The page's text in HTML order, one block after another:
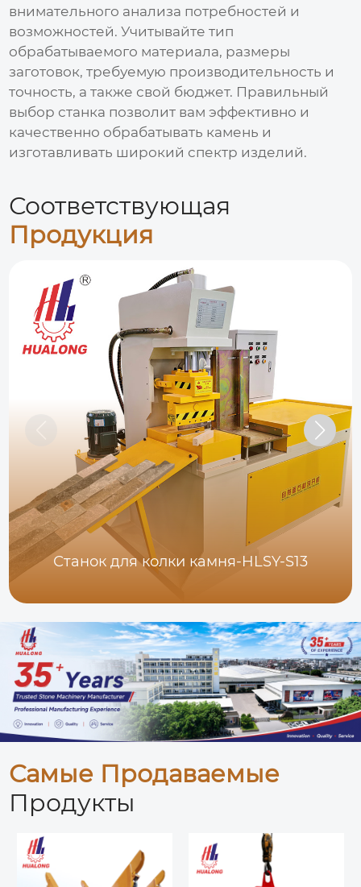
внимательного анализа потребностей и
возможностей. Учитывайте тип
обрабатываемого материала, размеры
заготовок, требуемую производительность и
точность, а также свой бюджет. Правильный
выбор станка позволит вам эффективно и
качественно обрабатывать камень и
изготавливать широкий спектр изделий.
Соответствующая
Продукция
Станок для колки камня-HLSY-S13
Самые Продаваемые
Продукты